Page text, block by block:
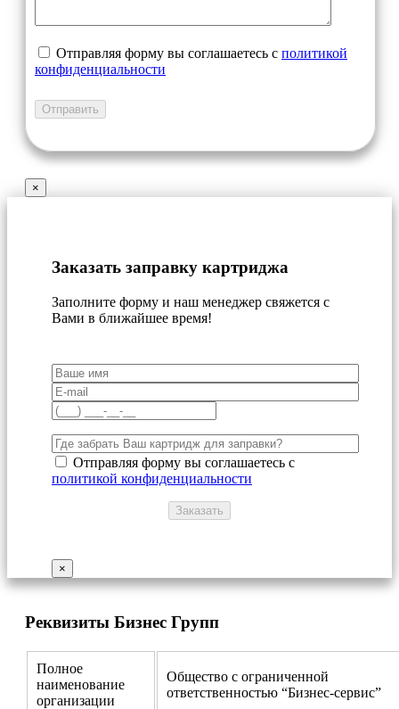
Отправляя форму вы соглашаетесь с политикой
конфиденциальности
×
Заказать заправку картриджа
Заполните форму и наш менеджер свяжется с
Вами в ближайшее время!
Отправляя форму вы соглашаетесь с
политикой конфиденциальности
×
Реквизиты Бизнес Групп
Полное
наименование
организации
Общество с ограниченной
ответственностью “Бизнес-сервис”